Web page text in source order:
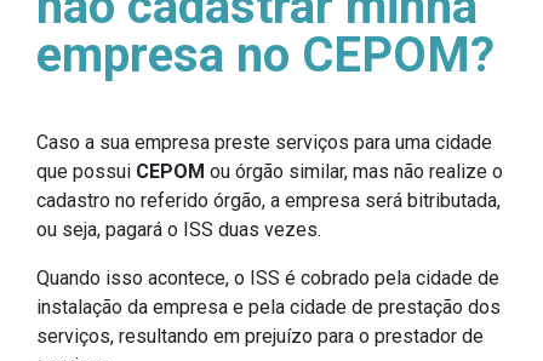
empresa no CEPOM?
Caso a sua empresa preste serviços para uma cidade
que possui CEPOM ou órgão similar, mas não realize o
cadastro no referido órgão, a empresa será bitributada,
ou seja, pagará o ISS duas vezes.
Quando isso acontece, o ISS é cobrado pela cidade de
instalação da empresa e pela cidade de prestação dos
serviços, resultando em prejuízo para o prestador de